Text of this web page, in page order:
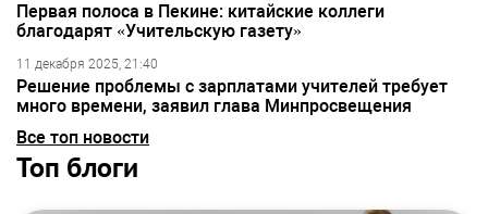
Первая полоса в Пекине: китайские коллеги
благодарят «Учительскую газету»
11 декабря 2025, 21:40
Решение проблемы с зарплатами учителей требует
много времени, заявил глава Минпросвещения
Все топ новости
Топ блоги